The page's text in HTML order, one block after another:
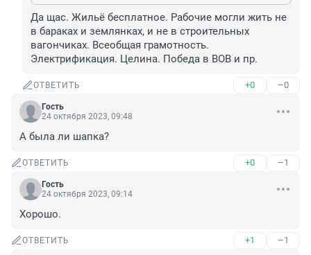
Да щас. Жильё бесплатное. Рабочие могли жить не
в бараках и землянках, и не в строительных
вагончиках. Всеобщая грамотность.
Электрификация. Целина. Победа в ВОВ и пр.
ОТВЕТИТЬ +0 –0
Гость
24 октября 2023, 09:48
А была ли шапка?
ОТВЕТИТЬ +0 –1
Гость
24 октября 2023, 09:14
Хорошо.
ОТВЕТИТЬ +1 –1